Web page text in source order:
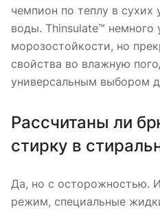
чемпион по теплу в сухих
воды. Thinsulate™ немного
морозостойкости, но
свойства во влажную
универсальным выбором
Рассчитаны ли
стирку в
Да, но с осторожностью.
режим, специальные